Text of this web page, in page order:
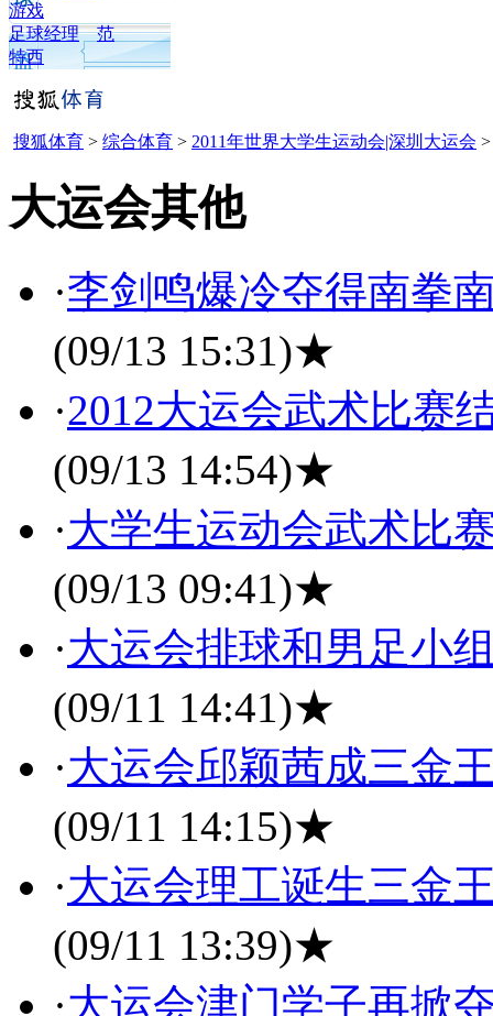
游戏
足球经理
范
特西
搜狐体育 > 综合体育 > 2011年世界大学生运动会|深圳大运会
大运会其他
·李剑鸣爆冷夺得南拳
(09/13 15:31)★
·2012大运会武术比赛
(09/13 14:54)★
·大学生运动会武术比
(09/13 09:41)★
·大运会排球和男足小
(09/11 14:41)★
·大运会邱颖茜成三金
(09/11 14:15)★
·大运会理工诞生三金
(09/11 13:39)★
·大运会津门学子再掀